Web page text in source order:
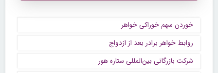
خوردن سهم خوراکی خواهر
روابط خواهر برادر بعد از ازدواج
شرکت بازرگانی بین‌المللی ستاره هور